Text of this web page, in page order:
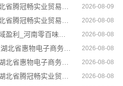
2026-08-09
2026-08-08
河南本地低成本量贩零食全域盈利_河南零百味供应链有限公司 2026-08-08
2025母婴用品平台优缺点：湖北省惠物电子商务有限公司剖析 2026-08-08
高效生鲜食品服务商价格，湖北省惠物电子商务有限公司源头直供更实惠 2026-08-08
2026-08-08